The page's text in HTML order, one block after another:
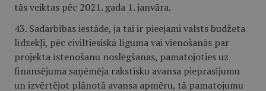
tās veiktas pēc 2021. gada 1. janvāra.
43. Sadarbības iestāde, ja tai ir pieejami valsts budžeta
līdzekļi, pēc civiltiesiskā līguma vai vienošanās par
projekta īstenošanu noslēgšanas, pamatojoties uz
finansējuma saņēmēja rakstisku avansa pieprasījumu
un izvērtējot plānotā avansa apmēru, tā pamatojumu